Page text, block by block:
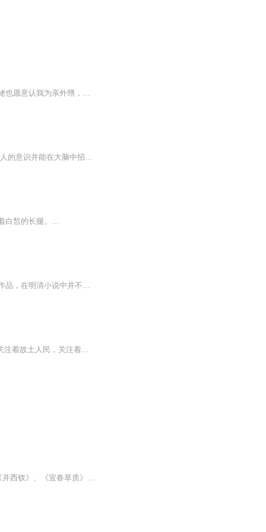
一出生鬼王护我，传说中的血将军为我护卫开道，出马仙也愿意舍命保我，就连一代鬼仙姥姥也愿意认我为亲外甥，只因我是尸生人。
作为在印度独立日零时出生的午夜之子萨里姆·西奈具有最强的特异功能，可以随意地出入别人的意识并能在大脑中招集午夜之子们召开午夜之子大会，鼻子被引流后又有非凡的嗅觉。他的特异功能引发了一系列的故事，但并没有给他自己及家人带来好运，更别说影响...
白皙的长腿。...
《醋葫芦》，明代醉心西湖心月主人著长篇小说，四卷二十回。这是一部讽刺喜剧性的艳情作品，在明清小说中并不多见，此书则属于这样的作品，它以一妒妇与其夫间的纳妾与拒妾为契机，演化出一个争争吵吵、打打闹闹与尔虞我诈、天地报应的故事。小说写了一个...
深入生活、扎根大地结出的创作成果。一直以来，作者以满腔热忱和对脚下土地的真情关注着故土人民，关注着发生在燕赵大地上的慷慨悲歌。《中国葫芦峪》讲述了河北省平山县葫芦峪脱贫致富的故事，塑造了以刘海涛、韩保深为代表的人物形象，通过对他们经历、命运的记录和抒写，探索新的时代背景下我国农村建设的新模式，以期为时代社会的发展留下鲜活的注脚和理性的思考。
此小说演成籕、都氏故事。卷首有序，落款“笔耕山房醉西湖心月主人题”。按：同作者尚有《并西钗》、《宜春草质》二书。目录题“且笑广演评醋葫芦小说”。卷端题“新撰醋葫芦小说”。目录后附且笑广主人〈说原〉，有眉评、回后总评、行间夹评。评者署名，...